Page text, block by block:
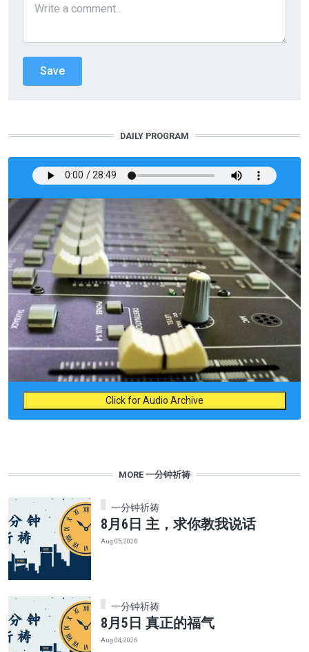
DAILY PROGRAM
Click for Audio Archive
MORE 一分钟祈祷
一分钟祈祷
8月6日 主，求你教我说话
Aug 05, 2026
一分钟祈祷
8月5日 真正的福气
Aug 04, 2026